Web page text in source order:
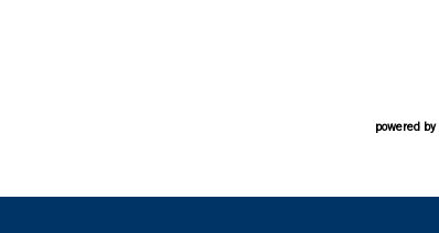
powered by